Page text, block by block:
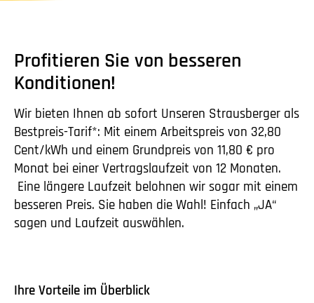
Profitieren Sie von besseren
Konditionen!
Wir bieten Ihnen ab sofort Unseren Strausberger als
Bestpreis-Tarif*: Mit einem Arbeitspreis von 32,80
Cent/kWh und einem Grundpreis von 11,80 € pro
Monat bei einer Vertragslaufzeit von 12 Monaten.
Eine längere Laufzeit belohnen wir sogar mit einem
besseren Preis. Sie haben die Wahl! Einfach „JA“
sagen und Laufzeit auswählen.
Ihre Vorteile im Überblick